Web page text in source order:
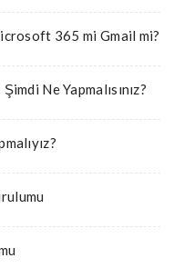
365 mi Gmail mi?
Ne Yapmalısınız?